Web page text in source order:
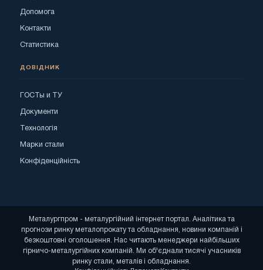
Допомога
Контакти
Статистика
ДОВІДНИК
ГОСТы и ТУ
Документи
Технологія
Марки стали
Конфіденційність
Металургпром - металургійний інтернет портал. Аналітика та
прогнози ринку металопрокату та обладнання, новини компаній і
безкоштовні оголошення. Нас читають менеджери найбільших
гірничо-металургійних компаній. Ми об'єднали тисячі учасників
ринку стали, металів і обладнання.